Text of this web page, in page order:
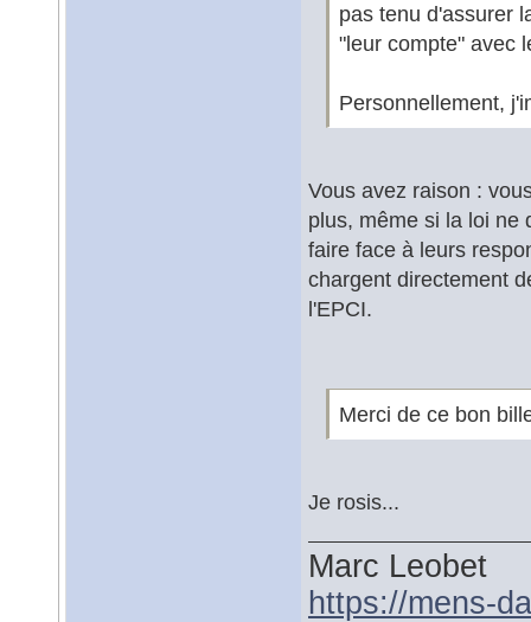
pas tenu d'assurer
"leur compte" avec
Personnellement,
Vous avez raison :
plus, même si la loi ne
faire face à leurs
chargent directement
l'EPCI.
Merci de ce bon
Je rosis...
Marc Leobet
https://mens-